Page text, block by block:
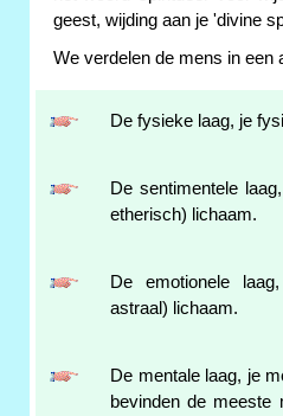
geest, wijding aan je 'divine
We verdelen de mens in een
De fysieke laag, je
De sentimentele
etherisch) lichaam.
De emotionele
astraal) lichaam.
De mentale laag, je
bevinden de meeste